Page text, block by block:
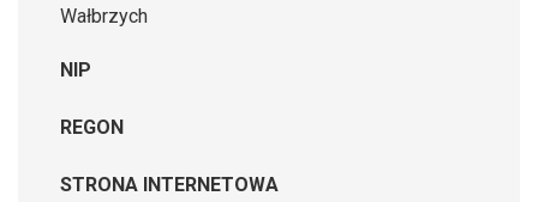
Wałbrzych
NIP
REGON
STRONA INTERNETOWA